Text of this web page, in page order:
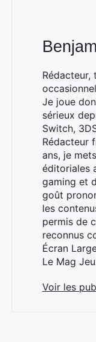
Rédacteur,
Je joue
sérieux
Switch,
Rédacteur
ans, je
éditoriales
gaming et
goût
les
permis de
reconnus
Écran
Le Mag
Voir les